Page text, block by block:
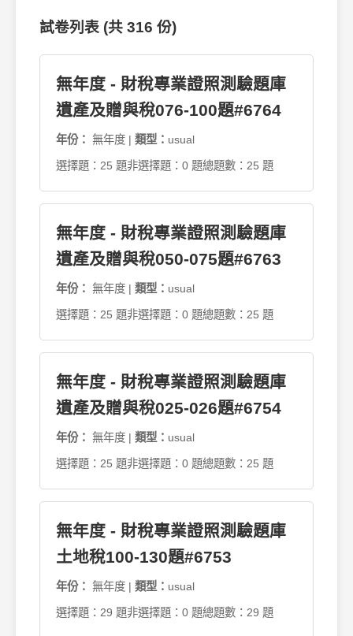
試卷列表 (共 316 份)
無年度 - 財稅專業證照測驗題庫
遺產及贈與稅076-100題#6764
年份： 無年度 | 類型： usual
選擇題：25 題非選擇題：0 題總題數：25 題
無年度 - 財稅專業證照測驗題庫
遺產及贈與稅050-075題#6763
年份： 無年度 | 類型： usual
選擇題：25 題非選擇題：0 題總題數：25 題
無年度 - 財稅專業證照測驗題庫
遺產及贈與稅025-026題#6754
年份： 無年度 | 類型： usual
選擇題：25 題非選擇題：0 題總題數：25 題
無年度 - 財稅專業證照測驗題庫
土地稅100-130題#6753
年份： 無年度 | 類型： usual
選擇題：29 題非選擇題：0 題總題數：29 題